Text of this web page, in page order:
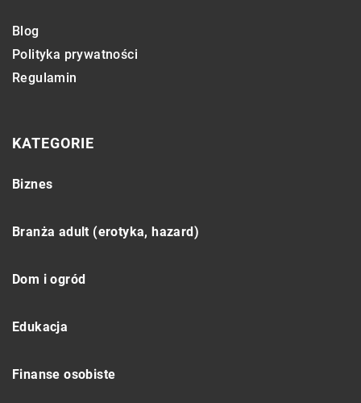
Blog
Polityka prywatności
Regulamin
KATEGORIE
Biznes
Branża adult (erotyka, hazard)
Dom i ogród
Edukacja
Finanse osobiste